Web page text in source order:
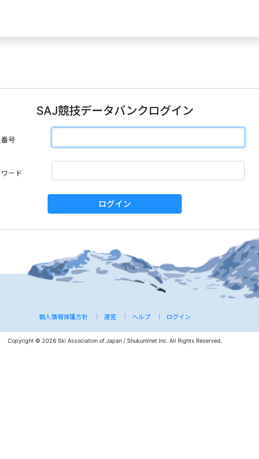
SAJ競技データバンクログイン
号
ード
ログイン
個人情報保護方針 運営 ヘルプ ログイン
Copyright © 2026 Ski Association of Japan / Shukuminet Inc. All Rights Reserved.